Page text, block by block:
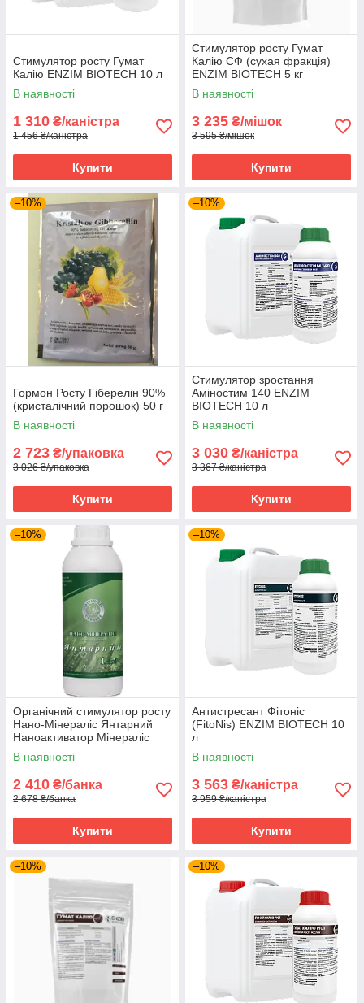
Стимулятор росту Гумат
Калію ENZIM BIOTECH 10 л
В наявності
1 310 ₴/каністра
1 456 ₴/каністра
Купити
Стимулятор росту Гумат
Калію СФ (сухая фракція)
ENZIM BIOTECH 5 кг
В наявності
3 235 ₴/мішок
3 595 ₴/мішок
Купити
–10%
Гормон Росту Гіберелін 90%
(кристалічний порошок) 50 г
В наявності
2 723 ₴/упаковка
3 026 ₴/упаковка
Купити
–10%
Стимулятор зростання
Аміностим 140 ENZIM
BIOTECH 10 л
В наявності
3 030 ₴/каністра
3 367 ₴/каністра
Купити
–10%
Органічний стимулятор росту
Нано-Мінераліс Янтарний
Наноактиватор Мінераліс
Україна 1 л
В наявності
2 410 ₴/банка
2 678 ₴/банка
Купити
–10%
Антистресант Фітоніс
(FitoNis) ENZIM BIOTECH 10
л
В наявності
3 563 ₴/каністра
3 959 ₴/каністра
Купити
–10% –10%